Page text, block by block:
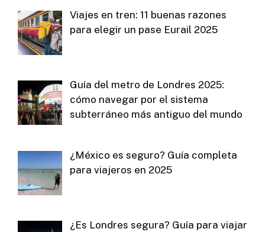
Viajes en tren: 11 buenas razones
para elegir un pase Eurail 2025
Guía del metro de Londres 2025:
cómo navegar por el sistema
subterráneo más antiguo del mundo
¿México es seguro? Guía completa
para viajeros en 2025
¿Es Londres segura? Guía para viajar